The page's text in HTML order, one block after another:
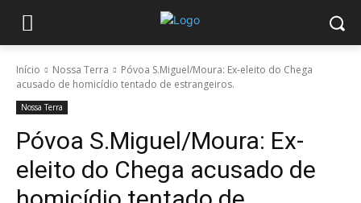
Início Nossa Terra
Póvoa S.Miguel/Moura: Ex-eleito do Chega
acusado de homicídio tentado de estrangeiros.
Nossa Terra
Póvoa S.Miguel/Moura: Ex-
eleito do Chega acusado de